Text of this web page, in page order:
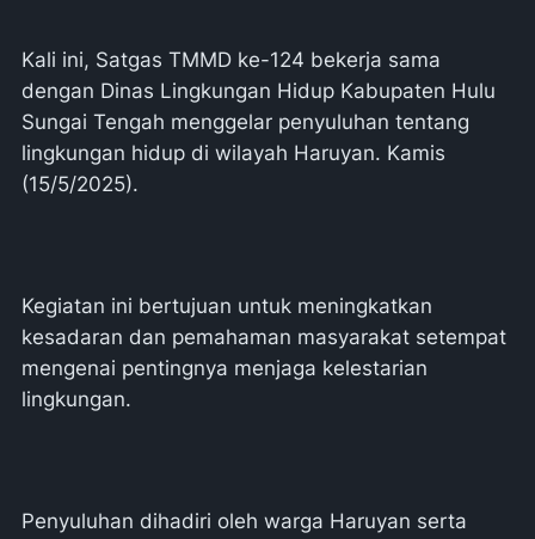
Kali ini, Satgas TMMD ke-124 bekerja sama
dengan Dinas Lingkungan Hidup Kabupaten Hulu
Sungai Tengah menggelar penyuluhan tentang
lingkungan hidup di wilayah Haruyan. Kamis
(15/5/2025).
Kegiatan ini bertujuan untuk meningkatkan
kesadaran dan pemahaman masyarakat setempat
mengenai pentingnya menjaga kelestarian
lingkungan.
Penyuluhan dihadiri oleh warga Haruyan serta